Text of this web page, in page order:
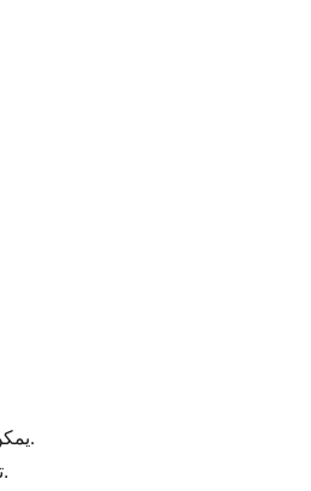
يمكن أن تؤدي مشاكل سحب الهواء الخطيرة إلى التأثير على كفاءة المحرك وتسبب إصلاحات مكلفة.
ت disrupt تسربات الفراغ مزيج الهواء والوقود، مما يسبب تذبذب الخمول وزيادة استهلاك الوقود.